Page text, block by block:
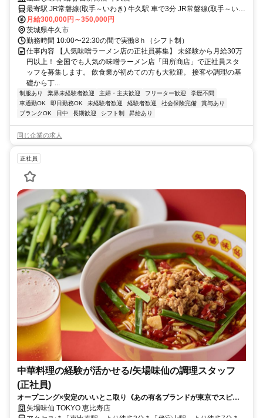
最寄駅 JR常磐線(取手～いわき) 牛久駅 車で3分 JR常磐線(取手～いわ
き) 牛久駅 徒歩で10分
月給300,000円～350,000円
茨城県牛久市
勤務時間 10:00〜22:30の間で実働8ｈ（シフト制）
仕事内容 【人気味噌ラーメン店の正社員募集】 未経験から月給30万
円以上！ 全国でも人気の味噌ラーメン店「田所商店」で正社員スタ
ッフを募集します。 飲食業が初めての方も大歓迎。 接客や調理の基
礎から丁...
制服あり 業界未経験者歓迎 主婦・主夫歓迎 フリーター歓迎
学歴不問
車通勤OK
即日勤務OK 未経験者歓迎 経験者歓迎 社会保険完備
賞与あり
ブランクOK
日中 長期歓迎 シフト制 昇給あり
同じ企業の求人
正社員
中華料理の経験が活かせる/矢場味仙の調理スタッフ
(正社員)
オープニング×安定のいいとこ取り《あの有名ブランドが東京でスピー
ド出店中！超成長企業で働くチャンス》月8休＆年収600万以上も可！
矢場味仙 TOKYO 恵比寿店